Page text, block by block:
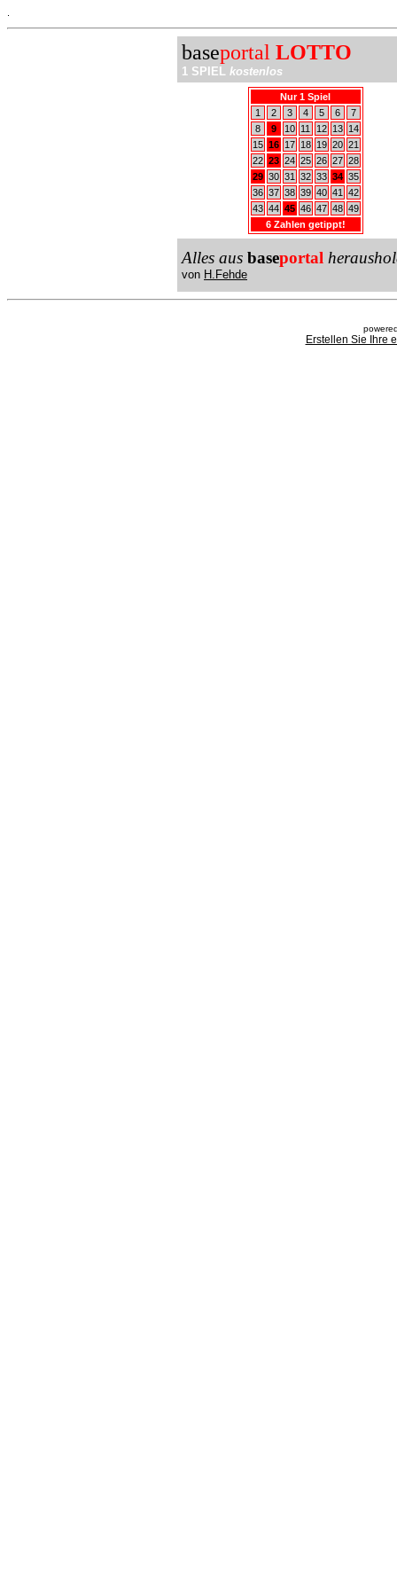
baseportal LOTTO
1 SPIEL kostenlos
Nur 1 Spiel
1
2 3 4 5 6
7
8
9 10 11 12 13
14
15 16 17 18 19 20 21
22 23 24 25 26 27 28
29 30 31 32 33 34 35
36 37 38 39 40 41
42
43 44 45 46 47 48 49
6 Zahlen getippt!
Alles aus baseportal
von H.Fehde
Erstellen Sie Ihre